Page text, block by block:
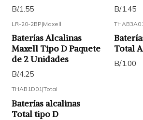
B/.1.55 B/.1.45
LR-20-2BP|Maxell
Baterías Alcalinas
Maxell Tipo D Paquete
de 2 Unidades
B/.4.25
THAB3A01
Total
B/.1.00
THAB1D01|Total
Baterías alcalinas
Total tipo D